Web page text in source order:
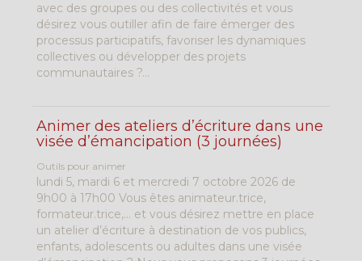
avec des groupes ou des collectivités et vous
désirez vous outiller afin de faire émerger des
processus participatifs, favoriser les dynamiques
collectives ou développer des projets
communautaires ?...
Animer des ateliers d’écriture dans une
visée d’émancipation (3 journées)
Outils pour animer
lundi 5, mardi 6 et mercredi 7 octobre 2026 de
9h00 à 17h00 Vous êtes animateur.trice,
formateur.trice,... et vous désirez mettre en place
un atelier d’écriture à destination de vos publics,
enfants, adolescents ou adultes dans une visée